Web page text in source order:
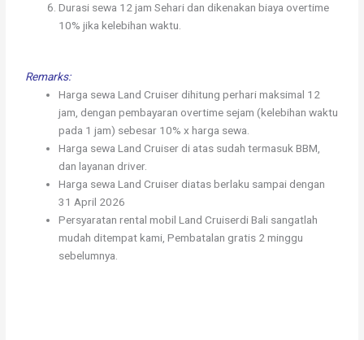
Durasi sewa 12 jam Sehari dan dikenakan biaya overtime
10% jika kelebihan waktu.
Remarks:
Harga sewa Land Cruiser dihitung perhari maksimal 12
jam, dengan pembayaran overtime sejam (kelebihan waktu
pada 1 jam) sebesar 10% x harga sewa.
Harga sewa Land Cruiser di atas sudah termasuk BBM,
dan layanan driver.
Harga sewa Land Cruiser diatas berlaku sampai dengan
31 April 2026
Persyaratan rental mobil Land Cruiserdi Bali sangatlah
mudah ditempat kami, Pembatalan gratis 2 minggu
sebelumnya.